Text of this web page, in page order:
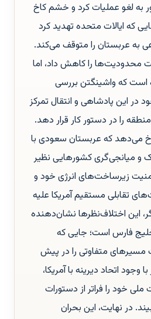
به لغو عملیات کرد و خشم کاخ
که ایالات متحده تهدید کرد
به عربستان را متوقف می‌کند.
محدودیت‌ها را کاهش داد، اما
که واشینگتن بررسی
این پادشاهی و انتقال تمرکز
را در دستور کار قرار دهد.
می‌دهد که عربستان سعودی با
و میانجی‌گری کشورهایی نظیر
زیرساخت‌های انرژی خود و
تقابلی مستقیم آمریکا علیه
این اختلاف‌نظرها نشان‌دهنده
فارس است؛ جایی که
مسیرهای متفاوتی را در پیش
وجود اتحاد دیرینه با آمریکا،
خود را فراتر از دستورات
در نهایت، این بحران